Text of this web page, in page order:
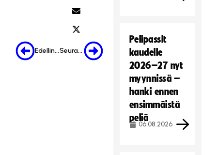
Edellinen Seuraava
Pelipassit
kaudelle
2026–27 nyt
myynnissä –
hanki ennen
ensimmäistä
peliä
06.08.2026